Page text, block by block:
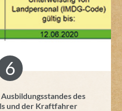
des
und der Kraftfahrer